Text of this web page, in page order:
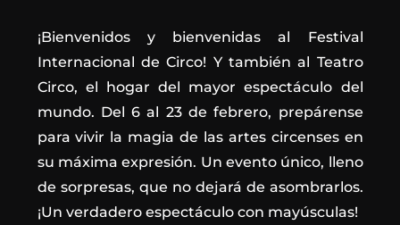
¡Bienvenidos y bienvenidas al Festival
Internacional de Circo! Y también al Teatro
Circo, el hogar del mayor espectáculo del
mundo. Del 6 al 23 de febrero, prepárense
para vivir la magia de las artes circenses en
su máxima expresión. Un evento único, lleno
de sorpresas, que no dejará de asombrarlos.
¡Un verdadero espectáculo con mayúsculas!